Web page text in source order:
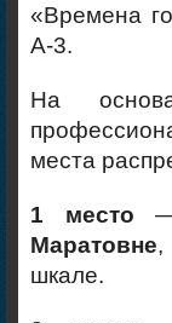
«Времена
А-3.
На
места
1 место —
Маратовне,
шкале.